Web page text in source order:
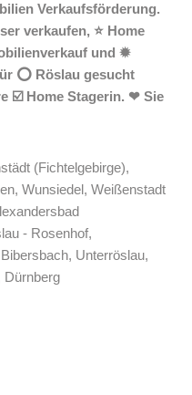
Verkaufsförderung.
verkaufen, ⭐ Home
und ✹
⭕ Röslau gesucht
☑️ Home Stagerin. ❤ Sie